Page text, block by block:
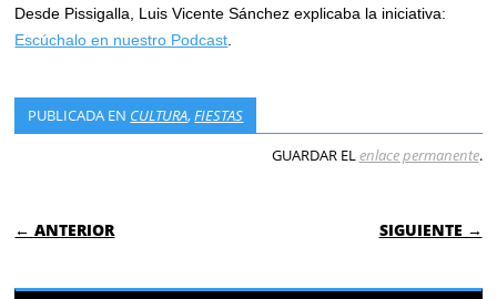
Desde Pissigalla, Luis Vicente Sánchez explicaba la iniciativa:
Escúchalo en nuestro Podcast
PUBLICADA EN CULTURA,FIESTAS
GUARDAR ELenlace permanente.
NAVEGACIÓN DE ENTRADAS
← ANTERIOR SIGUIENTE →